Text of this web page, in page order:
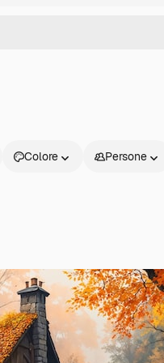
Colore Persone
Inizia